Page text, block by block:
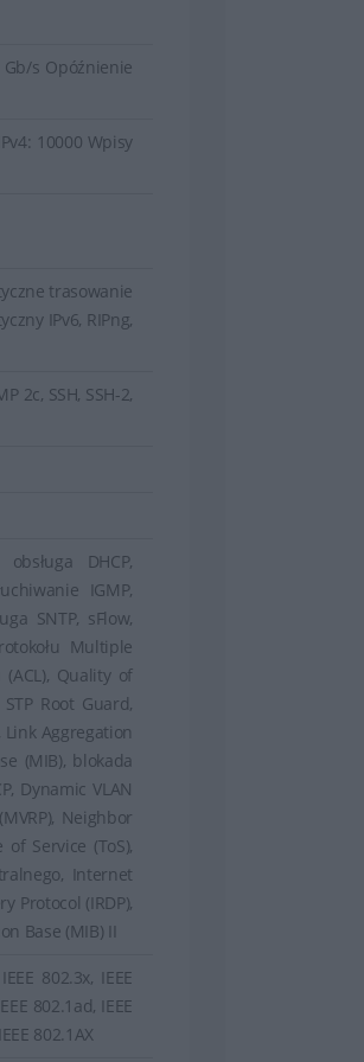
s Opóźnienie
10000 Wpisy
trasowanie
IPv6, RIPng,
2c, SSH, SSH-2,
DHCP,
IGMP,
SNTP, sFlow,
Multiple
Quality of
Root Guard,
Link Aggregation
(MIB), blokada
Dynamic VLAN
Neighbor
of Service (ToS),
Internet
Protocol (IRDP),
Base (MIB) II
802.3x, IEEE
802.1ad, IEEE
802.1AX